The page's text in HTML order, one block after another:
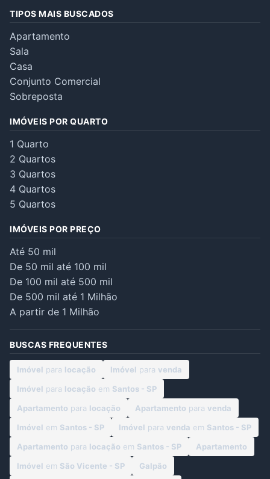
TIPOS MAIS BUSCADOS
Apartamento
Sala
Casa
Conjunto Comercial
Sobreposta
IMÓVEIS POR QUARTO
1 Quarto
2 Quartos
3 Quartos
4 Quartos
5 Quartos
IMÓVEIS POR PREÇO
Até 50 mil
De 50 mil até 100 mil
De 100 mil até 500 mil
De 500 mil até 1 Milhão
A partir de 1 Milhão
BUSCAS FREQUENTES
Imóvel para locação Imóvel para venda
Imóvel para locação em Santos - SP
Apartamento para locação Apartamento para venda
Imóvel em Santos - SP Imóvel para venda em Santos - SP
Apartamento para locação em Santos - SP
Apartamento
Imóvel em São Vicente - SP
Galpão